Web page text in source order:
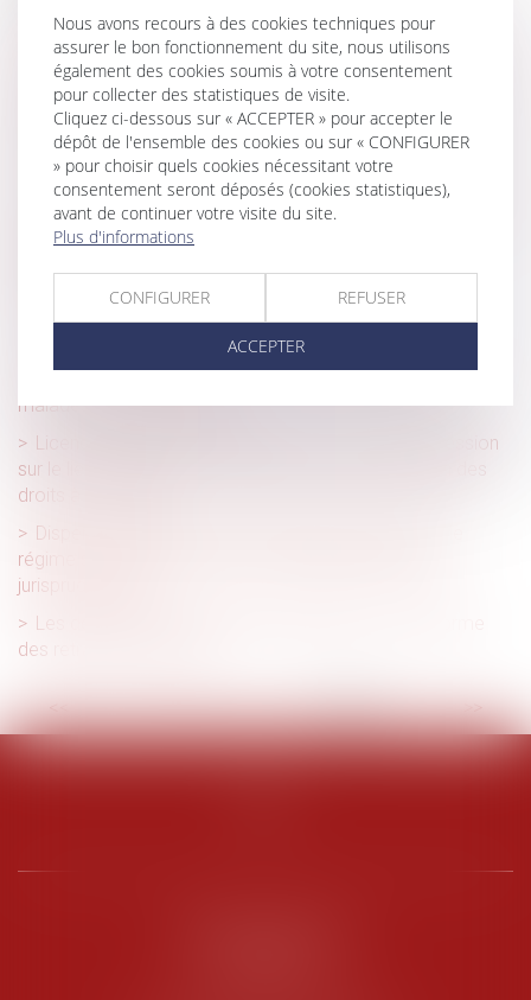
Prime de partage de la valeur 2024 : les précisions utiles
du BOSS
Constitutionnalité des sanctions pour emploi de salarié en
situation irrégulière
Le plafond de la sécurité sociale est porté à 3 864 € par
mois en 2024
Point de départ de la prescription en matière d’indemnité
de congés payés : application du droit de l’Union
Naissance ou adoption d’un enfant : du nouveau !
Congés de maternité, de paternité et d'adoption
malades ou handicapés
Licenciement pour inaptitude des suites d’une agression
sur le lieu de travail et conséquence sur la diminution des
droits à la retraite
Dispense d'affiliation d'un salarié déjà couvert par le
régime santé de son conjoint : nouvelles précisions
jurisprudentielles
Les deux premiers décrets d'application de la réforme
des retraites sont parus
<< < ... 2 3 4 5 6 7 8 > >>
Nous avons recours à des cookies techniques pour
assurer le bon fonctionnement du site, nous utilisons
également des cookies soumis à votre consentement
pour collecter des statistiques de visite.
Cliquez ci-dessous sur « ACCEPTER » pour accepter le
dépôt de l'ensemble des cookies ou sur « CONFIGURER
» pour choisir quels cookies nécessitant votre
consentement seront déposés (cookies statistiques),
avant de continuer votre visite du site.
Plus d'informations
CONFIGURER REFUSER
ACCEPTER